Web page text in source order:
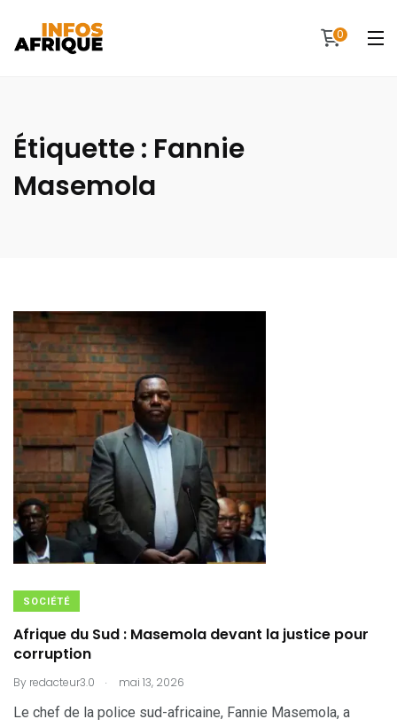
0
Étiquette : Fannie
Masemola
SOCIÉTÉ
Afrique du Sud : Masemola devant la justice pour
corruption
By redacteur3.0 . mai 13, 2026
Le chef de la police sud-africaine, Fannie Masemola, a